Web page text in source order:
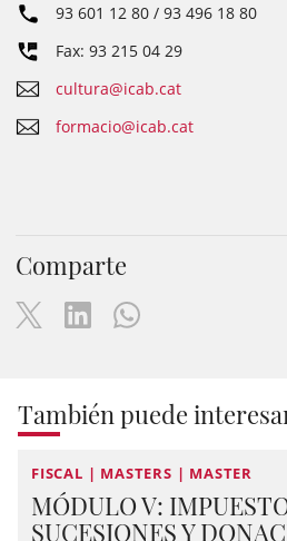
93 601 12 80 / 93 496 18 80
Fax: 93 215 04 29
cultura@icab.cat
formacio@icab.cat
Comparte
También puede
FISCAL | MASTERS | MASTER
MÓDULO V:
SUCESIONES Y